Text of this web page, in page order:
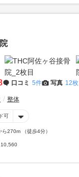
口コミ 5件 写真 12枚
整体
可
270m （徒歩4分）
10,560